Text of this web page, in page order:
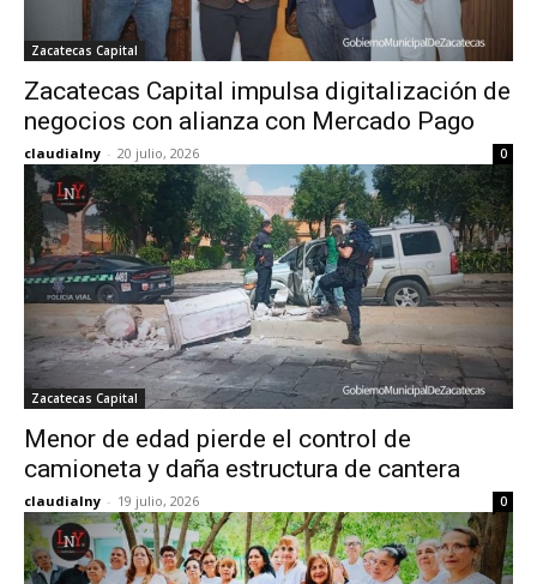
Zacatecas Capital
Zacatecas Capital impulsa digitalización de
negocios con alianza con Mercado Pago
claudialny - 20 julio, 2026 0
Zacatecas Capital
Menor de edad pierde el control de
camioneta y daña estructura de cantera
claudialny - 19 julio, 2026 0